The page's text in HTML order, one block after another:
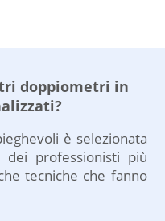
doppiometri in
è selezionata
dei professionisti più
tecniche che fanno